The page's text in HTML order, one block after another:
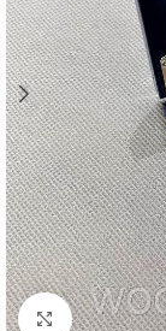
Нажмите,